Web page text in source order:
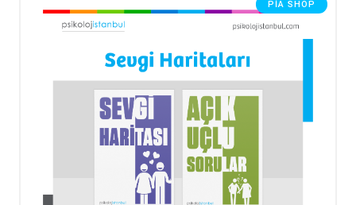
PIA SHOP